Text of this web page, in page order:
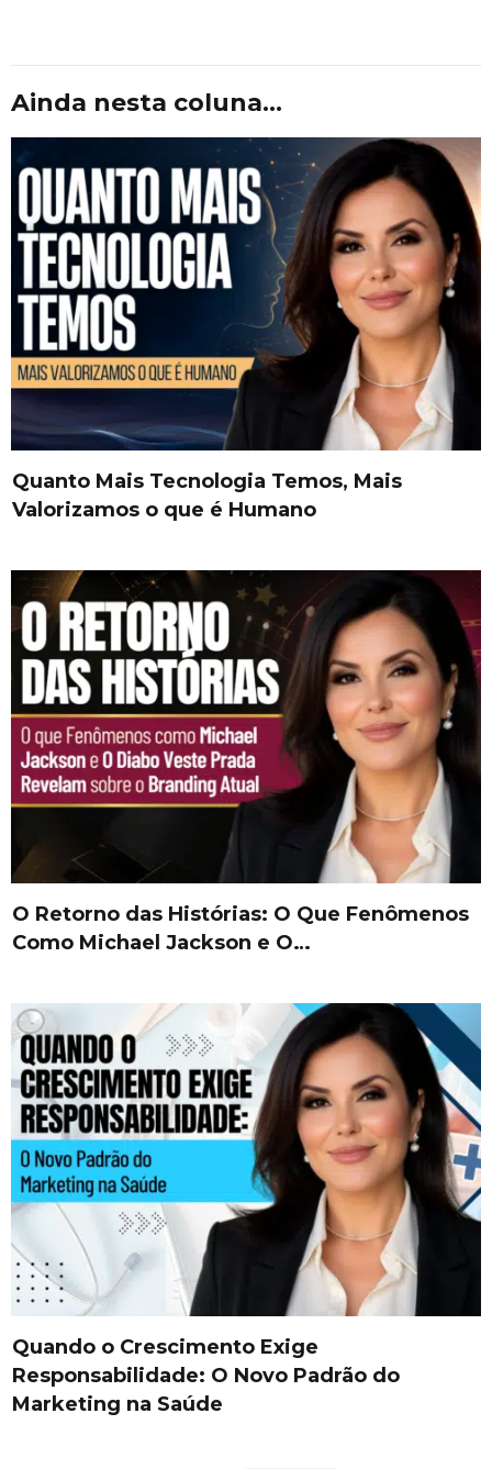
Ainda nesta coluna...
Quanto Mais Tecnologia Temos, Mais
Valorizamos o que é Humano
O Retorno das Histórias: O Que Fenômenos
Como Michael Jackson e O…
Quando o Crescimento Exige
Responsabilidade: O Novo Padrão do
Marketing na Saúde